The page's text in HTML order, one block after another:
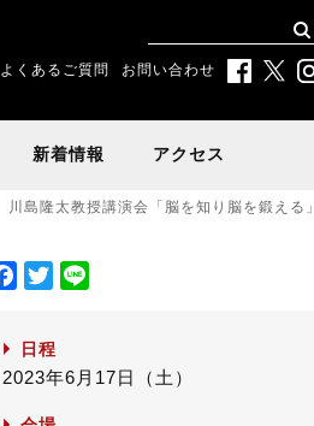
よくあるご質問 お問い合わせ
新着情報 アクセス
川島隆太教授講演会「脳を知り脳を鍛える」
F
e
b
o
T
t
t
e
日程
2023年6月17日（土）